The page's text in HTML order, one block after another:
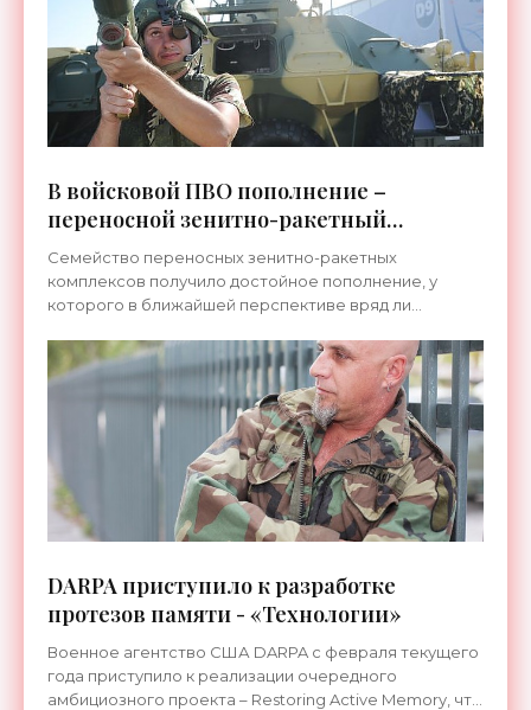
В войсковой ПВО пополнение –
переносной зенитно-ракетный
комплекс «Верба» - «Техника»
Семейство переносных зенитно-ракетных
комплексов получило достойное пополнение, у
которого в ближайшей перспективе вряд ли
– ПЗРК «Верба». Право
DARPA приступило к разработке
протезов памяти - «Технологии»
Военное агентство США DARPA с февраля текущего
года приступило к реализации очередного
амбициозного проекта – Restoring Active Memory, что